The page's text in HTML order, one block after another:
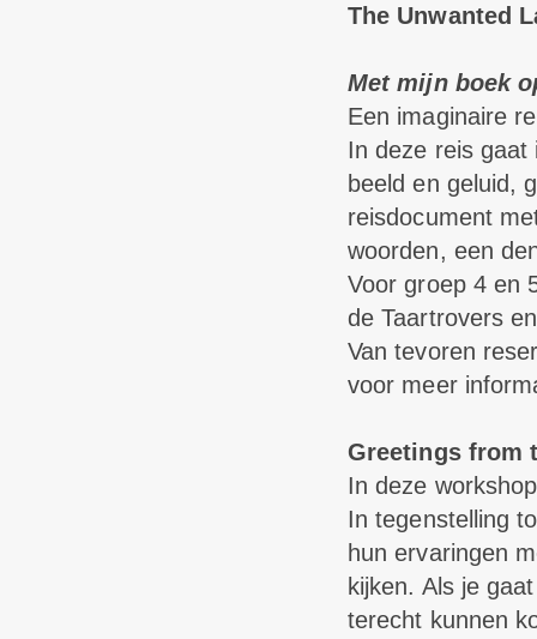
The Unwanted
Met mijn boek
Een imaginaire
In deze reis gaat
beeld en geluid,
reisdocument
woorden, een
Voor groep 4 en
de Taartrovers
Van tevoren
voor meer
Greetings from
In deze
In tegenstelling
hun ervaringen
kijken. Als je
terecht kunnen